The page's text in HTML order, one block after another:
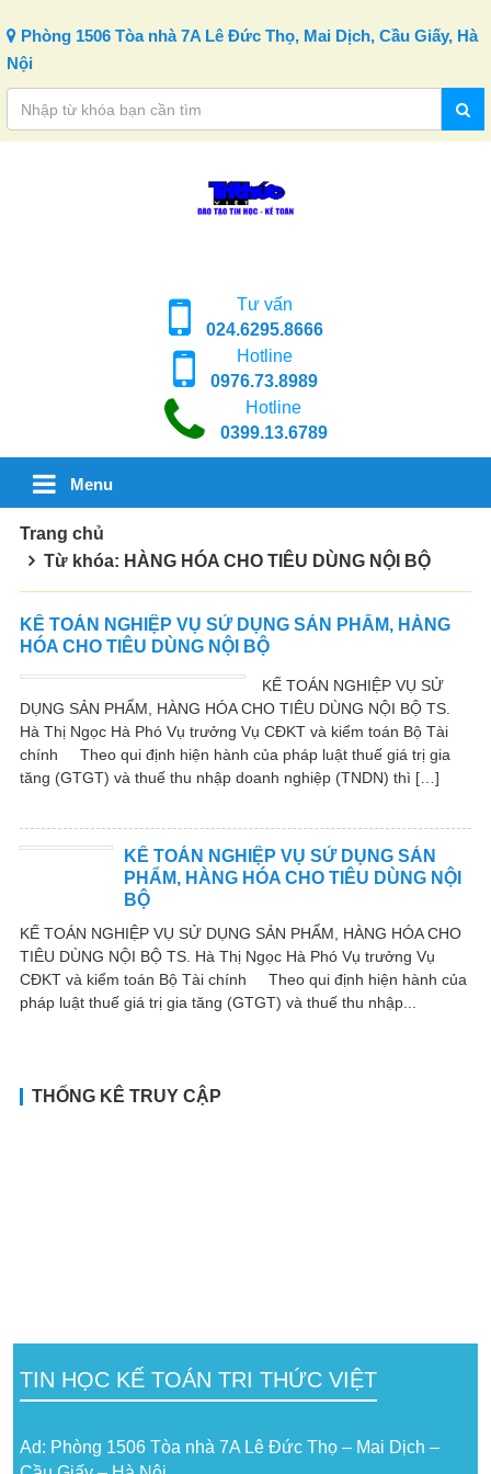
Phòng 1506 Tòa nhà 7A Lê Đức Thọ, Mai Dịch, Cầu Giấy, Hà
Nội
Tư vấn
024.6295.8666
Hotline
0976.73.8989
Hotline
0399.13.6789
Menu
Trang chủ
Từ khóa: HÀNG HÓA CHO TIÊU DÙNG NỘI BỘ
KẾ TOÁN NGHIỆP VỤ SỬ DỤNG SẢN PHẨM, HÀNG
HÓA CHO TIÊU DÙNG NỘI BỘ
KẾ TOÁN NGHIỆP VỤ SỬ
DỤNG SẢN PHẨM, HÀNG HÓA CHO TIÊU DÙNG NỘI BỘ TS.
Hà Thị Ngọc Hà Phó Vụ trưởng Vụ CĐKT và kiểm toán Bộ Tài
chính Theo qui định hiện hành của pháp luật thuế giá trị gia
tăng (GTGT) và thuế thu nhập doanh nghiệp (TNDN) thì […]
KẾ TOÁN NGHIỆP VỤ SỬ DỤNG SẢN
PHẨM, HÀNG HÓA CHO TIÊU DÙNG NỘI
BỘ
KẾ TOÁN NGHIỆP VỤ SỬ DỤNG SẢN PHẨM, HÀNG HÓA CHO
TIÊU DÙNG NỘI BỘ TS. Hà Thị Ngọc Hà Phó Vụ trưởng Vụ
CĐKT và kiểm toán Bộ Tài chính Theo qui định hiện hành của
pháp luật thuế giá trị gia tăng (GTGT) và thuế thu nhập...
THỐNG KÊ TRUY CẬP
TIN HỌC KẾ TOÁN TRI THỨC VIỆT
Ad: Phòng 1506 Tòa nhà 7A Lê Đức Thọ – Mai Dịch –